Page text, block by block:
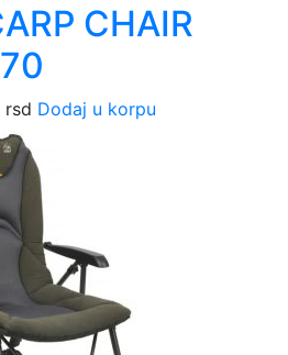
CHAIR
rsd Dodaj u korpu